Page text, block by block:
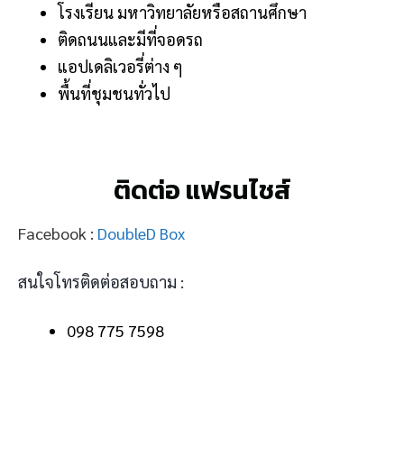
โรงเรียน มหาวิทยาลัยหรือสถานศึกษา
ติดถนนและมีที่จอดรถ
แอปเดลิเวอรี่ต่าง ๆ
พื้นที่ชุมชนทั่วไป
ติดต่อ แฟรนไชส์
Facebook : DoubleD Box
สนใจโทรติดต่อสอบถาม :
098 775 7598